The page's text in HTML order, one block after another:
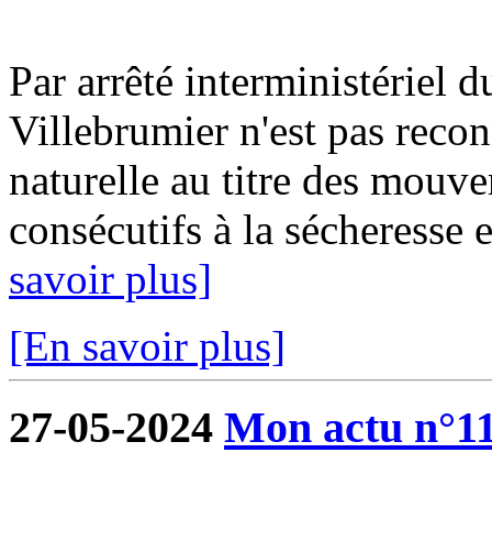
Par arrêté interministériel
Villebrumier n'est pas
naturelle au titre des
consécutifs à la
savoir plus]
[En savoir plus]
27-05-2024 Mon actu